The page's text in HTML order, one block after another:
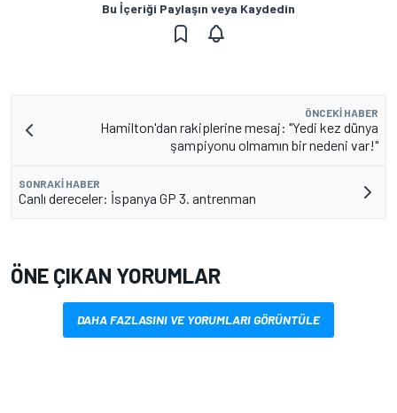
Bu İçeriği Paylaşın veya Kaydedin
ÖNCEKI HABER
Hamilton'dan rakiplerine mesaj: "Yedi kez dünya
şampiyonu olmamın bir nedeni var!"
SONRAKI HABER
Canlı dereceler: İspanya GP 3. antrenman
ÖNE ÇIKAN YORUMLAR
DAHA FAZLASINI VE YORUMLARI GÖRÜNTÜLE